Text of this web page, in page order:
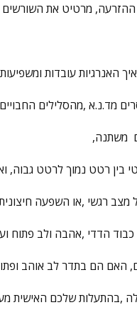
האנרגיות עובדות
מד.נ.א ,מהסלילים החבויים
משתנה,
בין רטט נמוך לרטט גבוה,
מצב רגשי ,או השפעה
הדדי ,אהבה ולב פתוח
האם הם בתדר לב אוהב
,בהתעלות שלכם האישית